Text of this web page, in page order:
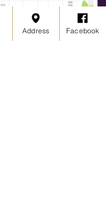
Address Facebook